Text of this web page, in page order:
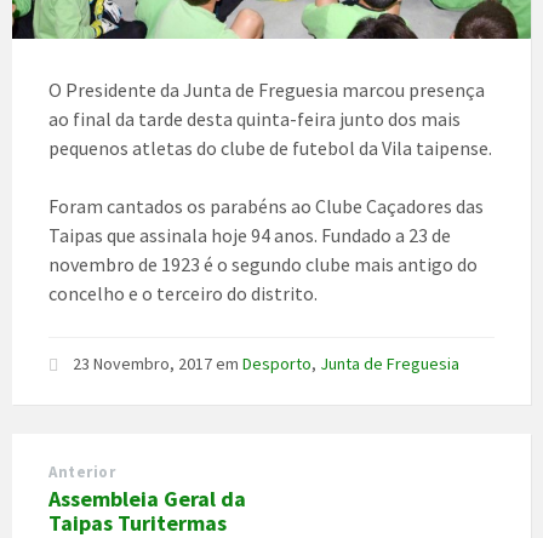
O Presidente da Junta de Freguesia marcou presença
ao final da tarde desta quinta-feira junto dos mais
pequenos atletas do clube de futebol da Vila taipense.
Foram cantados os parabéns ao Clube Caçadores das
Taipas que assinala hoje 94 anos. Fundado a 23 de
novembro de 1923 é o segundo clube mais antigo do
concelho e o terceiro do distrito.
23 Novembro, 2017em Desporto, Junta de Freguesia
Anterior
Assembleia Geral da
Taipas Turitermas